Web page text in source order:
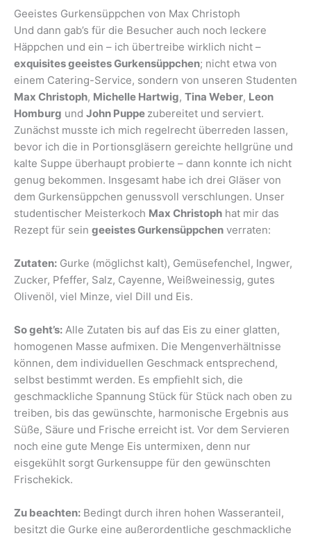
Geeistes Gurkensüppchen von Max Christoph
Und dann gab’s für die Besucher auch noch leckere
Häppchen und ein – ich übertreibe wirklich nicht –
exquisites geeistes Gurkensüppchen; nicht etwa von
einem Catering-Service, sondern von unseren Studenten
Max Christoph, Michelle Hartwig, Tina Weber, Leon
Homburg und John Puppe zubereitet und serviert.
Zunächst musste ich mich regelrecht überreden lassen,
bevor ich die in Portionsgläsern gereichte hellgrüne und
kalte Suppe überhaupt probierte – dann konnte ich nicht
genug bekommen. Insgesamt habe ich drei Gläser von
dem Gurkensüppchen genussvoll verschlungen. Unser
studentischer Meisterkoch Max Christoph hat mir das
Rezept für sein geeistes Gurkensüppchen verraten:
Zutaten: Gurke (möglichst kalt), Gemüsefenchel, Ingwer,
Zucker, Pfeffer, Salz, Cayenne, Weißweinessig, gutes
Olivenöl, viel Minze, viel Dill und Eis.
So geht’s: Alle Zutaten bis auf das Eis zu einer glatten,
homogenen Masse aufmixen. Die Mengenverhältnisse
können, dem individuellen Geschmack entsprechend,
selbst bestimmt werden. Es empfiehlt sich, die
geschmackliche Spannung Stück für Stück nach oben zu
treiben, bis das gewünschte, harmonische Ergebnis aus
Süße, Säure und Frische erreicht ist. Vor dem Servieren
noch eine gute Menge Eis untermixen, denn nur
eisgekühlt sorgt Gurkensuppe für den gewünschten
Frischekick.
Zu beachten: Bedingt durch ihren hohen Wasseranteil,
besitzt die Gurke eine außerordentliche geschmackliche